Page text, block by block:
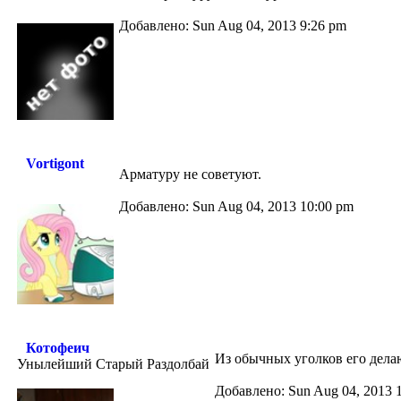
Добавлено: Sun Aug 04, 2013 9:26 pm
Vortigont
Арматуру не советуют.
Добавлено: Sun Aug 04, 2013 10:00 pm
Котофеич
Унылейший Старый Раздолбай Из обычных уголков его
Добавлено: Sun Aug 04, 2013